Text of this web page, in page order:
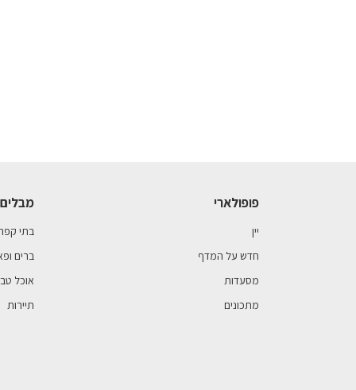
פופולארי
יין
חדש על המדף
מסעדות
מתכונים
בתי
ברים
אוכל
תיירות